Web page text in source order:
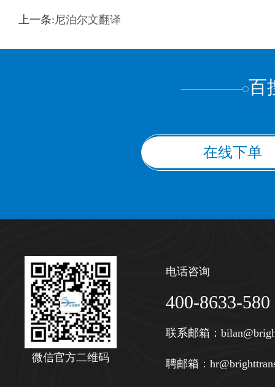
训翻译
上一条:尼泊尔文翻译
百
在线下单
微信官方二维码
电话咨询
400-8633-580
联系邮箱：
聘邮箱：